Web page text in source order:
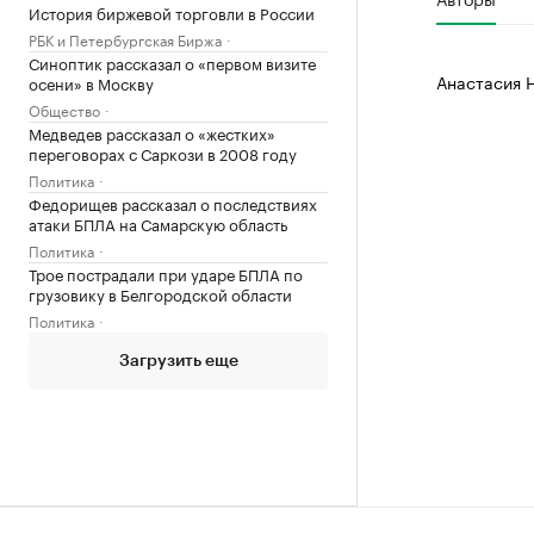
История биржевой торговли в России
РБК и Петербургская Биржа
Синоптик рассказал о «первом визите
осени» в Москву
Общество
Медведев рассказал о «жестких»
переговорах с Саркози в 2008 году
Политика
Федорищев рассказал о последствиях
атаки БПЛА на Самарскую область
Политика
Трое пострадали при ударе БПЛА по
грузовику в Белгородской области
Политика
Загрузить еще
Анастасия